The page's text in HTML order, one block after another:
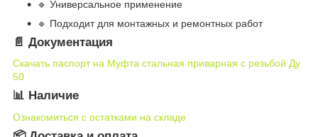
🔹 Универсальное применение
🔹 Подходит для монтажных и ремонтных работ
📄 Документация
Скачать паспорт на Муфта стальная приварная с резьбой Ду
50
📊 Наличие
Ознакомиться с остатками на складе